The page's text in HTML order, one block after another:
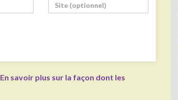
En savoir plus sur la façon dont les